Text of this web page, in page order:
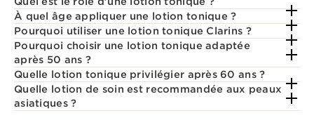
À quel âge appliquer une lotion tonique ?
Pourquoi utiliser une lotion tonique Clarins ?
Pourquoi choisir une lotion tonique adaptée
après 50 ans ?
Quelle lotion tonique privilégier après 60 ans ?
Quelle lotion de soin est recommandée aux peaux
asiatiques ?